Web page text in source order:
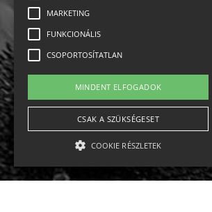
Impresszum-kapcsolat
Jogi nyilatkozat
Rólunk
English
MARKETING
FUNKCIONÁLIS
CSOPORTOSÍTATLAN
MINDENT ELFOGADOK
CSAK A SZÜKSÉGESET
COOKIE RÉSZLETEK